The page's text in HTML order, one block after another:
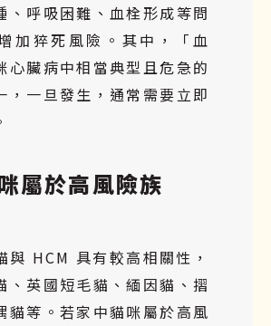
、呼吸困難、血栓形成等問
加猝死風險。其中，「血
心臟病中相當典型且危急的
，一旦發生，通常需要立即
屬於高風險族
與 HCM 具有較高相關性，
、英國短毛貓、緬因貓、摺
貓等。若家中貓咪屬於高風